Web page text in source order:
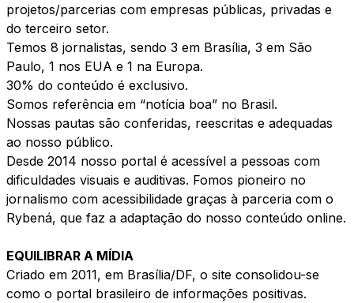
projetos/parcerias com empresas públicas, privadas e
do terceiro setor.
Temos 8 jornalistas, sendo 3 em Brasília, 3 em São
Paulo, 1 nos EUA e 1 na Europa.
30% do conteúdo é exclusivo.
Somos referência em “notícia boa” no Brasil.
Nossas pautas são conferidas, reescritas e adequadas
ao nosso público.
Desde 2014 nosso portal é acessível a pessoas com
dificuldades visuais e auditivas. Fomos pioneiro no
jornalismo com acessibilidade graças à parceria com o
Rybená, que faz a adaptação do nosso conteúdo online.
EQUILIBRAR A MÍDIA
Criado em 2011, em Brasília/DF, o site consolidou-se
como o portal brasileiro de informações positivas.